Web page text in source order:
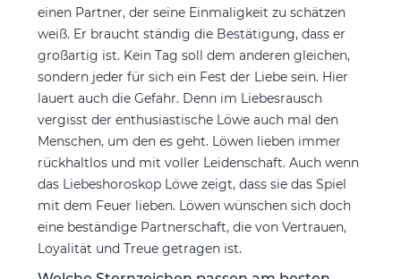
einen Partner, der seine Einmaligkeit zu schätzen
weiß. Er braucht ständig die Bestätigung, dass er
großartig ist. Kein Tag soll dem anderen gleichen,
sondern jeder für sich ein Fest der Liebe sein. Hier
lauert auch die Gefahr. Denn im Liebesrausch
vergisst der enthusiastische Löwe auch mal den
Menschen, um den es geht. Löwen lieben immer
rückhaltlos und mit voller Leidenschaft. Auch wenn
das Liebeshoroskop Löwe zeigt, dass sie das Spiel
mit dem Feuer lieben. Löwen wünschen sich doch
eine beständige Partnerschaft, die von Vertrauen,
Loyalität und Treue getragen ist.